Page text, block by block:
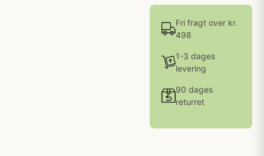
Fri fragt over kr.
498
1-3 dages
levering
90 dages
returret